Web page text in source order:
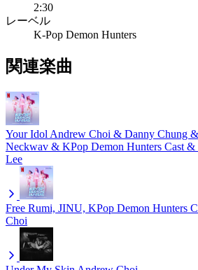
2:30
レーベル
K-Pop Demon Hunters
関連楽曲
Your Idol Andrew Choi & Danny Chung
Neckwav & KPop Demon Hunters Cast
Lee
Free Rumi, JINU, KPop Demon Hunters
Choi